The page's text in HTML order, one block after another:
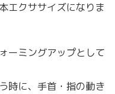
エクササイズになりま
ーミングアップとして
時に、手首・指の動き